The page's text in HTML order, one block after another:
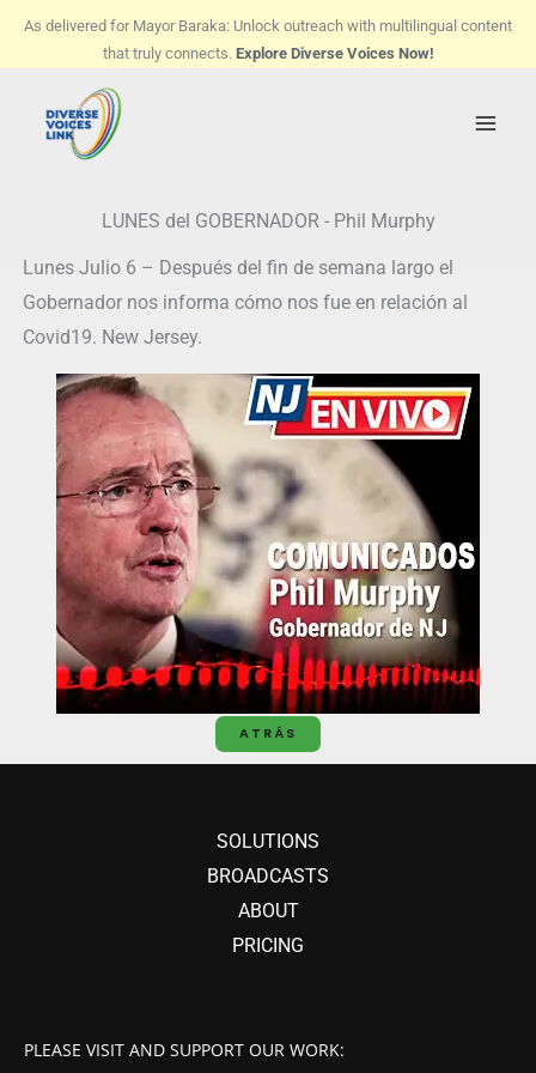
SkipAs delivered for Mayor Baraka: Unlock outreach with multilingual content
that truly connects. Explore Diverse Voices Now!
LUNES del GOBERNADOR - Phil Murphy
Lunes Julio 6 – Después del fin de semana largo el
Gobernador nos informa cómo nos fue en relación al
Covid19. New Jersey.
ATRÁS
SOLUTIONS
BROADCASTS
ABOUT
PRICING
PLEASE VISIT AND SUPPORT OUR WORK: